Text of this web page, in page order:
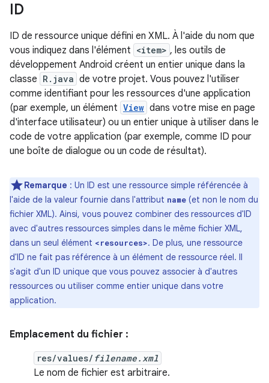
ID
ID de ressource unique défini en XML. À l'aide du nom que
vous indiquez dans l'élément <item> , les outils de
développement Android créent un entier unique dans la
classe R.java de votre projet. Vous pouvez l'utiliser
comme identifiant pour les ressources d'une application
(par exemple, un élément View dans votre mise en page
d'interface utilisateur) ou un entier unique à utiliser dans le
code de votre application (par exemple, comme ID pour
une boîte de dialogue ou un code de résultat).
Remarque : Un ID est une ressource simple référencée à
l'aide de la valeur fournie dans l'attribut name (et non le nom du
fichier XML). Ainsi, vous pouvez combiner des ressources d'ID
avec d'autres ressources simples dans le même fichier XML,
dans un seul élément <resources>. De plus, une ressource
d'ID ne fait pas référence à un élément de ressource réel. Il
s'agit d'un ID unique que vous pouvez associer à d'autres
ressources ou utiliser comme entier unique dans votre
application.
Emplacement du fichier :
res/values/ filename.xml
Le nom de fichier est arbitraire.